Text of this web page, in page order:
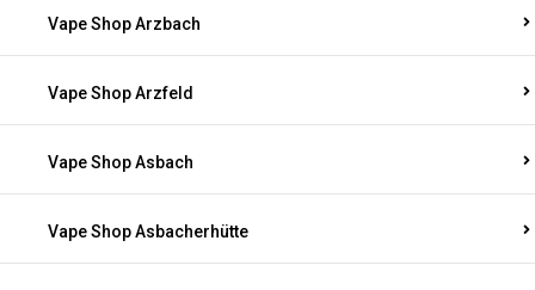
Vape Shop Arzbach
Vape Shop Arzfeld
Vape Shop Asbach
Vape Shop Asbacherhütte